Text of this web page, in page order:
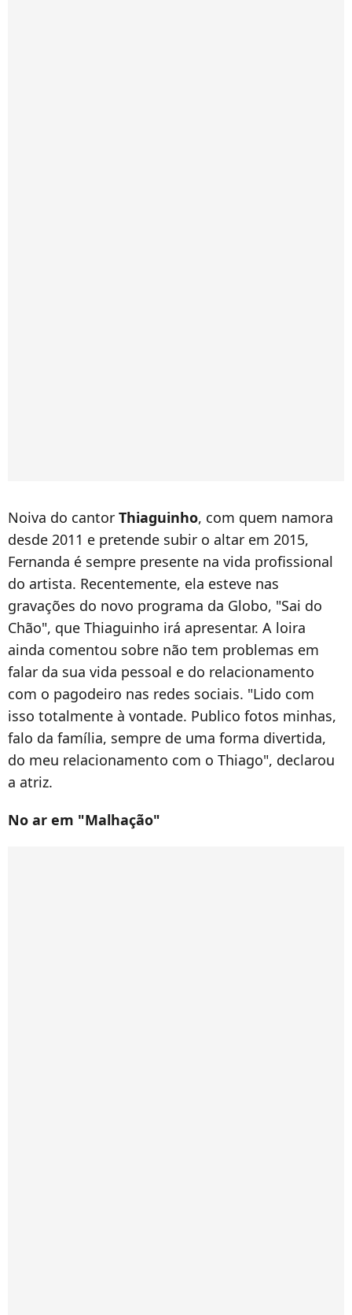
Noiva do cantor Thiaguinho, com quem namora
desde 2011 e pretende subir o altar em 2015,
Fernanda é sempre presente na vida profissional
do artista. Recentemente, ela esteve nas
gravações do novo programa da Globo, "Sai do
Chão", que Thiaguinho irá apresentar. A loira
ainda comentou sobre não tem problemas em
falar da sua vida pessoal e do relacionamento
com o pagodeiro nas redes sociais. "Lido com
isso totalmente à vontade. Publico fotos minhas,
falo da família, sempre de uma forma divertida,
do meu relacionamento com o Thiago", declarou
a atriz.
No ar em "Malhação"